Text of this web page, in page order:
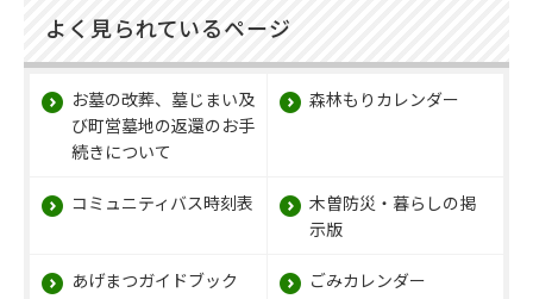
よく見られているページ
お墓の改葬、墓じまい及
び町営墓地の返還のお手
続きについて
森林もりカレンダー
コミュニティバス時刻表
木曽防災・暮らしの掲
示版
あげまつガイドブック ごみカレンダー